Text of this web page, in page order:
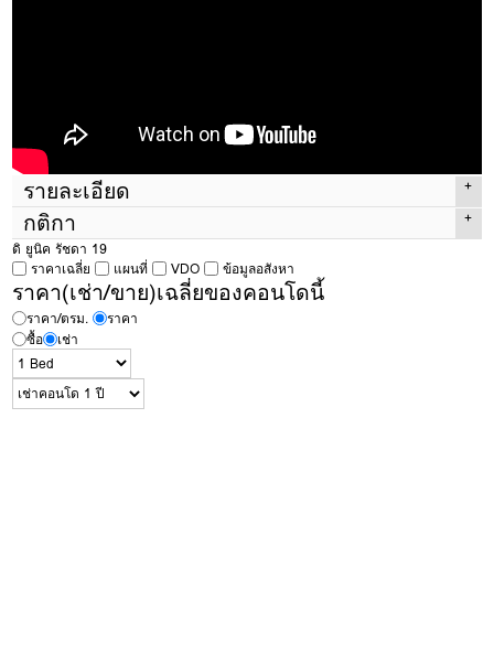
รายละเอียด
ประเภทห้อง
1 Bed
พื้นที่
ตึก
ชั้น
ห้องนอน
ห้องน้ำ
ประเภทห้อง
กติกา
กติกาในการเข้าชมห้องเพื่อเช่า ของ Condothai
มีค่าเปิดห้อง 300 บาทหากถูกใจและทำสัญญาค่าเปิดห้องนี้จะนำไปหักจากค่า
ใช้จ่ายได้เต็มจำนวน แต่หากไม่ถูกใจ 300 บาทนี้จะเป็นค่าดำเนินการในการ
เปิดห้องครับ
หากภาพใน
https://www.condothai.co.th
Condothai ยินดีคืนเงินเต็มจำนวน
ดิ ยูนิค รัชดา 19
ราคาเฉลี่ย
แผนที่ VDO ข้อมูลอสังหา
ราคา(เช่า/ขาย)เฉลี่ยของคอนโดนี้
ราคา/ตรม.
ราคา
ซื้อ
เช่า